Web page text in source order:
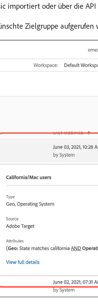
importiert oder über die
Zielgruppe aufgerufen